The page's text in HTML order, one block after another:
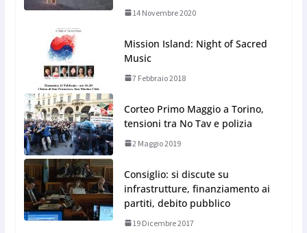
14 Novembre 2020
Mission Island: Night of Sacred
Music
7 Febbraio 2018
Corteo Primo Maggio a Torino,
tensioni tra No Tav e polizia
2 Maggio 2019
Consiglio: si discute su
infrastrutture, finanziamento ai
partiti, debito pubblico
19 Dicembre 2017